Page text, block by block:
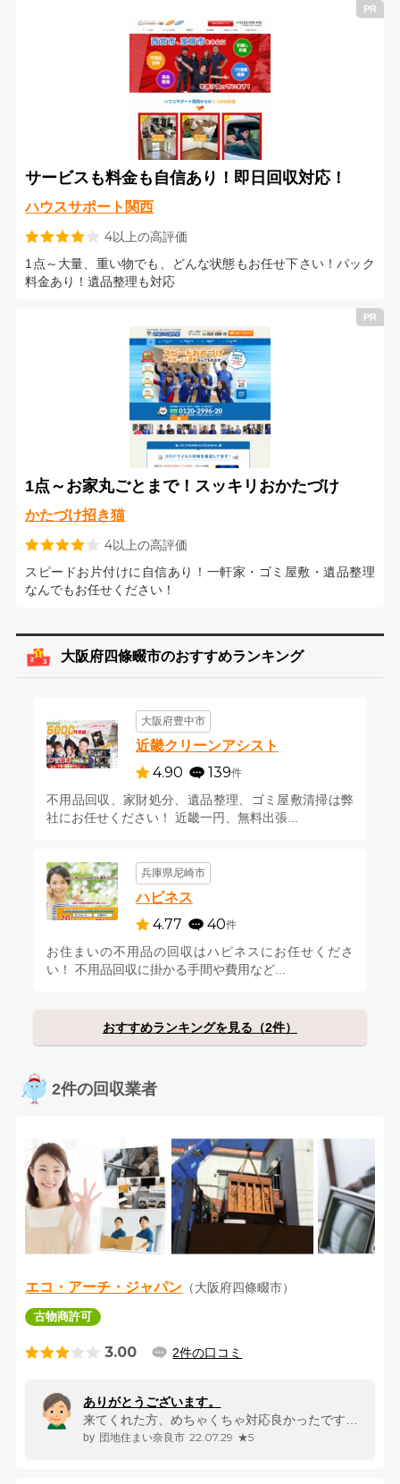
サービスも料金も自信あり！即日回収対応！
ハウスサポート関西
4以上の高評価
1点～大量、重い物でも、どんな状態もお任せ下さい！パック
料金あり！遺品整理も対応
1点～お家丸ごとまで！スッキリおかたづけ
かたづけ招き猫
4以上の高評価
スピードお片付けに自信あり！一軒家・ゴミ屋敷・遺品整理
なんでもお任せください！
大阪府四條畷市のおすすめランキング
大阪府豊中市
近畿クリーンアシスト
4.90 139件
不用品回収、家財処分、遺品整理、ゴミ屋敷清掃は弊
社にお任せください！ 近畿一円、無料出張...
兵庫県尼崎市
ハピネス
4.77 40件
お住まいの不用品の回収はハピネスにお任せくださ
い！ 不用品回収に掛かる手間や費用など...
おすすめランキングを見る（2件）
2件の回収業者
エコ・アーチ・ジャパン （大阪府四條畷市）
古物商許可
3.00 2件の口コミ
ありがとうございます。
来てくれた方、めちゃくちゃ対応良かったです。もう一件他社に見積もりを依...
団地住まい奈良市 22.07.29 ★5